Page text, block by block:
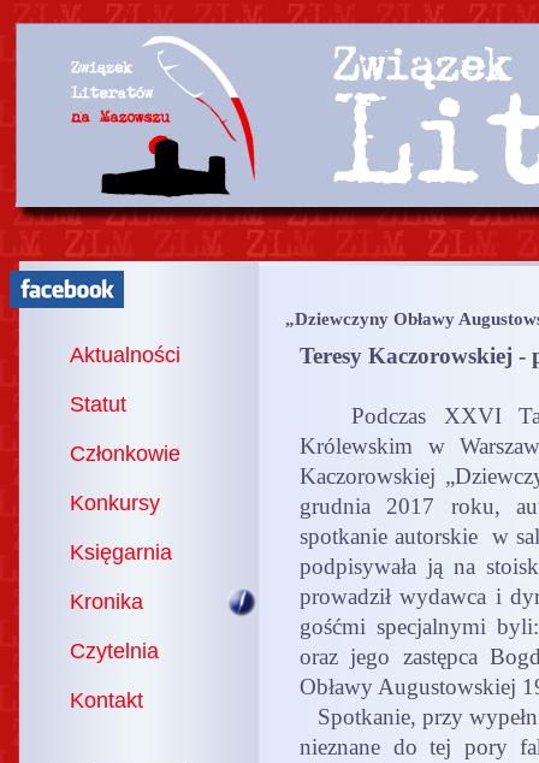
Aktualności
Statut
Członkowie
Konkursy
Księgarnia
Kronika
Czytelnia
Kontakt
„Dziewczyny Obławy
Teresy Kaczorowskiej
Podczas XXVI
Królewskim w
Kaczorowskiej
grudnia 2017 roku,
spotkanie autorskie w
podpisywała ją na
prowadził wydawca i
gośćmi specjalnymi
oraz jego zastępca
Obławy Augustowskiej
Spotkanie, przy
nieznane do tej pory